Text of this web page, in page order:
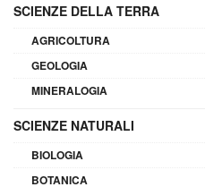
SCIENZE DELLA TERRA
AGRICOLTURA
GEOLOGIA
MINERALOGIA
SCIENZE NATURALI
BIOLOGIA
BOTANICA